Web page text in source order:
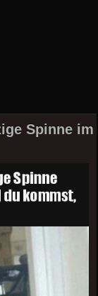
Spinne im